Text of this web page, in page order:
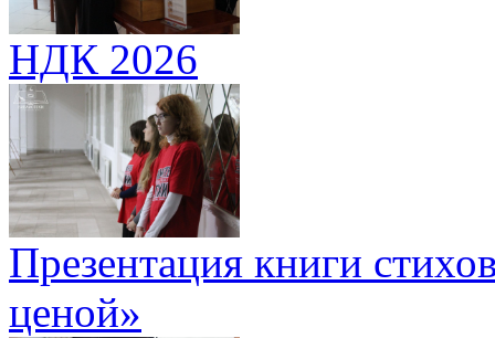
НДК 2026
Презентация книги
ценой»